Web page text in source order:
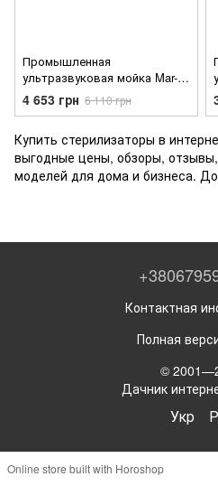
Промышленная
ультразвуковая мойка Mar-
Pol M90074 (3,2 л, 120 Вт, 40
кГц)
4 653 грн 6 110 грн
Купить стерилизаторы в
выгодные цены, обзоры,
моделей для дома и бизнеса.
Контактная
Полная
©
Дачник
Укр
Online store built with Horoshop